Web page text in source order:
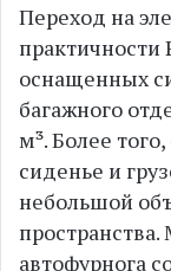
Переход на
оснащенных
багажного
м³. Более
сиденье и
небольшой
автофурнога